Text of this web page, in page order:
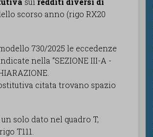
scorso anno (rigo RX20
730/2025 le eccedenze
nella “SEZIONE III-A -
citata trovano spazio
solo dato nel quadro T,
T111.